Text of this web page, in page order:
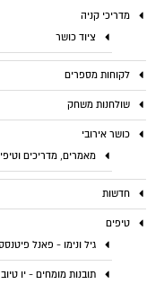
מדריכי קניה
ציוד כושר
לקוחות מספרים
שולחנות משחק
כושר אירובי
מאמרים, מדריכים
חדשות
טיפים
גיל ונימו - פאנל
תובנות מומחים - יו טיוב